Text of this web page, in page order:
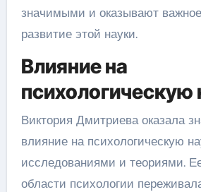
значимыми и оказывают
развитие этой науки.
Влияние на
психологическую
Виктория Дмитриева оказала
влияние на психологическую
исследованиями и теориями.
области психологии